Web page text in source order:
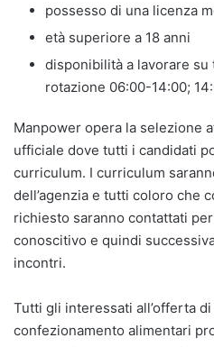
possesso di una licenza
età superiore a 18 anni
disponibilità a lavorare
rotazione 06:00-14:00;
Manpower opera la selezione
ufficiale dove tutti i candidati
curriculum. I curriculum
dell’agenzia e tutti coloro che
richiesto saranno contattati
conoscitivo e quindi
incontri.
Tutti gli interessati all’offerta
confezionamento alimentari